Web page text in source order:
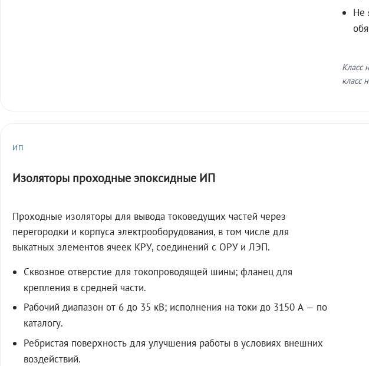
Не
Класс
класс
ИП
Изоляторы проходные эпоксидные ИП
Проходные изоляторы для вывода токоведущих частей через
перегородки и корпуса электрооборудования, в том числе для
выкатных элементов ячеек КРУ, соединений с ОРУ и ЛЭП.
Сквозное отверстие для токопроводящей шины; фланец для
крепления в средней части.
Рабочий диапазон от 6 до 35 кВ; исполнения на токи до 3150 А — по
каталогу.
Ребристая поверхность для улучшения работы в условиях внешних
воздействий.